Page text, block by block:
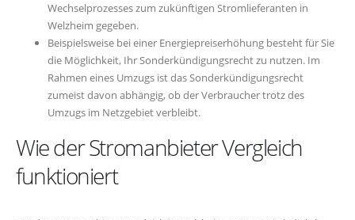
Wechselprozesses zum zukünftigen Stromlieferanten in
Welzheim gegeben.
Beispielsweise bei einer Energiepreiserhöhung besteht für Sie
die Möglichkeit, Ihr Sonderkündigungsrecht zu nutzen. Im
Rahmen eines Umzugs ist das Sonderkündigungsrecht
zumeist davon abhängig, ob der Verbraucher trotz des
Umzugs im Netzgebiet verbleibt.
Wie der Stromanbieter Vergleich
funktioniert